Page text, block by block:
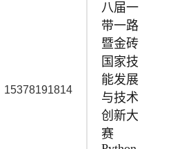
15378191814
八届一
带一路
暨金砖
国家技
能发展
与技术
创新大
赛